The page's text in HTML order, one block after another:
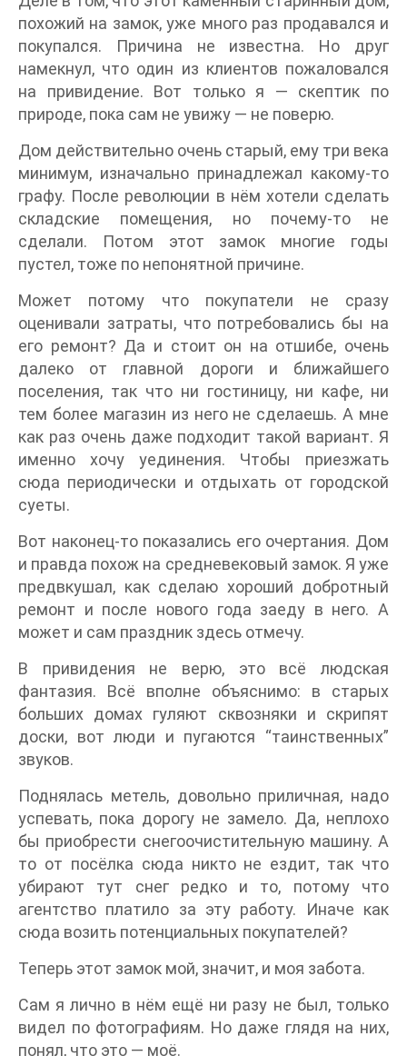
похожий на замок, уже много раз продавался и
покупался. Причина не известна. Но друг
намекнул, что один из клиентов пожаловался
на привидение. Вот только я — скептик по
природе, пока сам не увижу — не поверю.
Дом действительно очень старый, ему три века
минимум, изначально принадлежал какому-то
графу. После революции в нём хотели сделать
складские помещения, но почему-то не
сделали. Потом этот замок многие годы
пустел, тоже по непонятной причине.
Может потому что покупатели не сразу
оценивали затраты, что потребовались бы на
его ремонт? Да и стоит он на отшибе, очень
далеко от главной дороги и ближайшего
поселения, так что ни гостиницу, ни кафе, ни
тем более магазин из него не сделаешь. А мне
как раз очень даже подходит такой вариант. Я
именно хочу уединения. Чтобы приезжать
сюда периодически и отдыхать от городской
суеты.
Вот наконец-то показались его очертания. Дом
и правда похож на средневековый замок. Я уже
предвкушал, как сделаю хороший добротный
ремонт и после нового года заеду в него. А
может и сам праздник здесь отмечу.
В привидения не верю, это всё людская
фантазия. Всё вполне объяснимо: в старых
больших домах гуляют сквозняки и скрипят
доски, вот люди и пугаются “таинственных”
звуков.
Поднялась метель, довольно приличная, надо
успевать, пока дорогу не замело. Да, неплохо
бы приобрести снегоочистительную машину. А
то от посёлка сюда никто не ездит, так что
убирают тут снег редко и то, потому что
агентство платило за эту работу. Иначе как
сюда возить потенциальных покупателей?
Теперь этот замок мой, значит, и моя забота.
Сам я лично в нём ещё ни разу не был, только
видел по фотографиям. Но даже глядя на них,
понял, что это — моё.